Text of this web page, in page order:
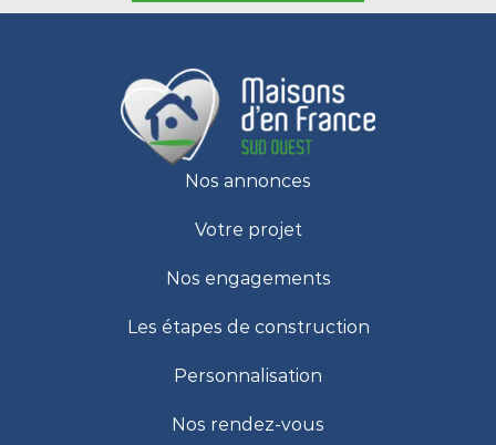
Nos annonces
Votre projet
Nos engagements
Les étapes de construction
Personnalisation
Nos rendez-vous